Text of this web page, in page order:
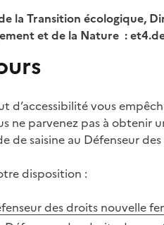
la Transition écologique,
et de la Nature :
d’accessibilité vous
ne parvenez pas à
de saisine au Défenseur
disposition :
des droits nouvelle